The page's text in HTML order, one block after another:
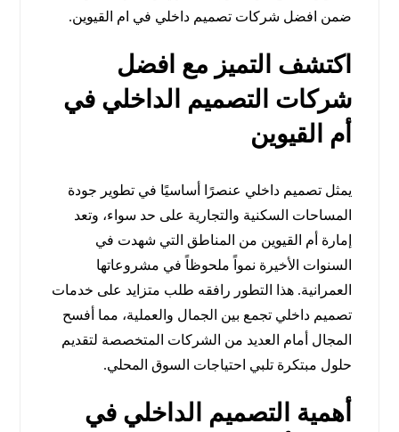
ضمن افضل شركات تصميم داخلي في ام القيوين.
اكتشف التميز مع افضل
شركات التصميم الداخلي في
أم القيوين
يمثل تصميم داخلي عنصرًا أساسيًا في تطوير جودة
المساحات السكنية والتجارية على حد سواء، وتعد
إمارة أم القيوين من المناطق التي شهدت في
السنوات الأخيرة نمواً ملحوظاً في مشروعاتها
العمرانية. هذا التطور رافقه طلب متزايد على خدمات
تصميم داخلي تجمع بين الجمال والعملية، مما أفسح
المجال أمام العديد من الشركات المتخصصة لتقديم
حلول مبتكرة تلبي احتياجات السوق المحلي.
أهمية التصميم الداخلي في